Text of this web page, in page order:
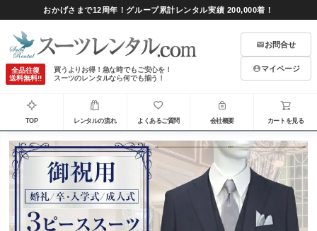
おかげさまで12周年！グループ累計レンタル実績 200,000着！
全品往復
送料無料!!
買うよりお得！急な時でもご安心を！
スーツのレンタルなら何でも揃う！
お問合せ
マイページ
TOP レンタルの流れ よくあるご質問 会社概要 カートを見る